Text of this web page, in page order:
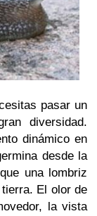
pasar un
diversidad.
dinámico en
desde la
una lombriz
El olor de
la vista